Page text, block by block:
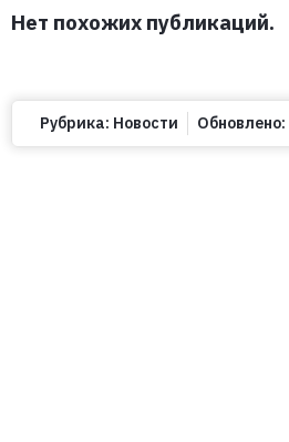
Нет похожих публикаций.
Рубрика: Новости Обновлено: